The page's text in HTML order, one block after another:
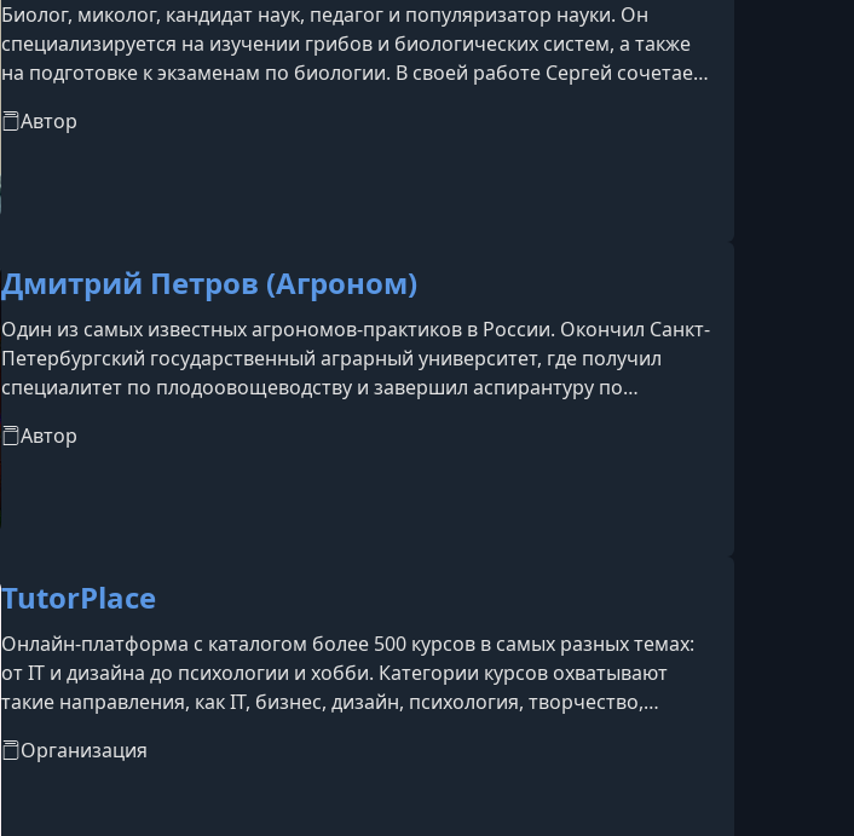
Биолог, миколог, кандидат наук, педагог и популяризатор науки. Он
специализируется на изучении грибов и биологических систем, а также
на подготовке к экзаменам по биологии. В своей работе Сергей сочетает
понятными и увлекательными.
Автор
Дмитрий Петров (Агроном)
Один из самых известных агрономов-практиков в России. Окончил Санкт-
Петербургский государственный аграрный университет, где получил
специалитет по плодоовощеводству и завершил аспирантуру по
агрономии, постоянный эксперт федеральных СМИ и телеканалов. В
Автор
TutorPlace
Онлайн-платформа с каталогом более 500 курсов в самых разных темах:
от IT и дизайна до психологии и хобби. Категории курсов охватывают
такие направления, как IT, бизнес, дизайн, психология, творчество,
Организация